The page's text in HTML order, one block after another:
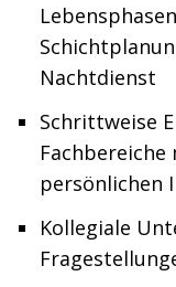
Nachtdienst
Schrittweise
persönlichen
Kollegiale